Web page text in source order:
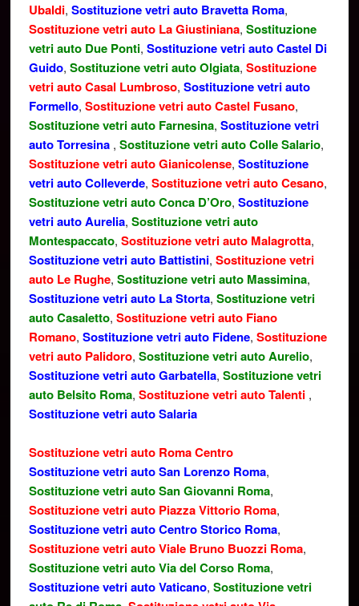
Ubaldi, Sostituzione vetri auto Bravetta Roma,
Sostituzione vetri auto La Giustiniana, Sostituzione
vetri auto Due Ponti, Sostituzione vetri auto Castel Di
Guido, Sostituzione vetri auto Olgiata, Sostituzione
vetri auto Casal Lumbroso, Sostituzione vetri auto
Formello, Sostituzione vetri auto Castel Fusano,
Sostituzione vetri auto Farnesina, Sostituzione vetri
auto Torresina , Sostituzione vetri auto Colle Salario,
Sostituzione vetri auto Gianicolense, Sostituzione
vetri auto Colleverde, Sostituzione vetri auto Cesano,
Sostituzione vetri auto Conca D’Oro, Sostituzione
vetri auto Aurelia, Sostituzione vetri auto
Montespaccato, Sostituzione vetri auto Malagrotta,
Sostituzione vetri auto Battistini, Sostituzione vetri
auto Le Rughe, Sostituzione vetri auto Massimina,
Sostituzione vetri auto La Storta, Sostituzione vetri
auto Casaletto, Sostituzione vetri auto Fiano
Romano, Sostituzione vetri auto Fidene, Sostituzione
vetri auto Palidoro, Sostituzione vetri auto Aurelio,
Sostituzione vetri auto Garbatella, Sostituzione vetri
auto Belsito Roma, Sostituzione vetri auto Talenti ,
Sostituzione vetri auto Salaria
Sostituzione vetri auto Roma Centro
Sostituzione vetri auto San Lorenzo Roma,
Sostituzione vetri auto San Giovanni Roma,
Sostituzione vetri auto Piazza Vittorio Roma,
Sostituzione vetri auto Centro Storico Roma,
Sostituzione vetri auto Viale Bruno Buozzi Roma,
Sostituzione vetri auto Via del Corso Roma,
Sostituzione vetri auto Vaticano, Sostituzione vetri